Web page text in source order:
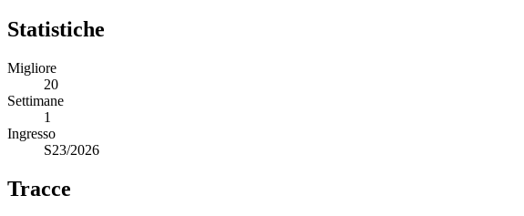
Statistiche
Migliore
20
Settimane
1
Ingresso
S23/2026
Tracce